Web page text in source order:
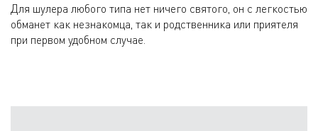
Для шулера любого типа нет ничего святого, он с легкостью
обманет как незнакомца, так и родственника или приятеля
при первом удобном случае.